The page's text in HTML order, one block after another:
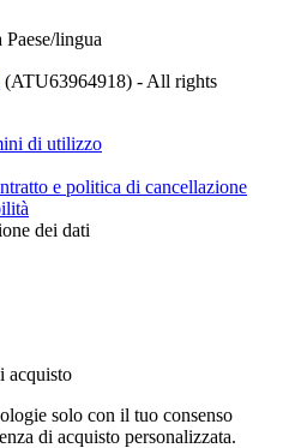
Paese/lingua
(ATU63964918) - All rights
di utilizzo
e politica di cancellazione
dei dati
acquisto
solo con il tuo consenso
di acquisto personalizzata.